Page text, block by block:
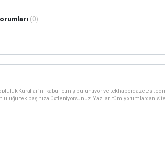
(0)
Kuralları’nı kabul etmiş bulunuyor ve
tek başınıza üstleniyorsunuz. Yazılan tüm yorumlardan